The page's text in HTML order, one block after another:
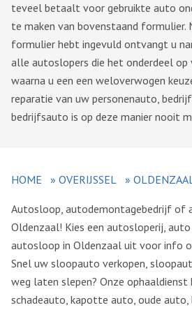
teveel betaalt voor gebruikte auto
te maken van bovenstaand formulier.
formulier hebt ingevuld ontvangt u
alle autoslopers die het onderdeel op
waarna u een een weloverwogen
reparatie van uw personenauto,
bedrijfsauto is op deze manier nooit
HOME » OVERIJSSEL »
Autosloop, autodemontagebedrijf of
Oldenzaal! Kies een autosloperij,
autosloop in Oldenzaal uit voor info
Snel uw sloopauto verkopen,
weg laten slepen? Onze
schadeauto, kapotte auto, oude